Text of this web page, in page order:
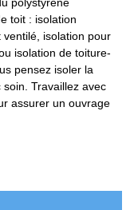
polystyrène
toit : isolation
isolation pour
isolation de toiture-
pensez isoler la
Travaillez avec
assurer un ouvrage